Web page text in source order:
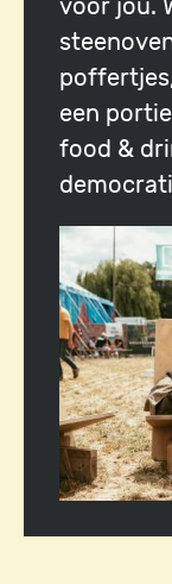
voor jou.
een
food &
Image